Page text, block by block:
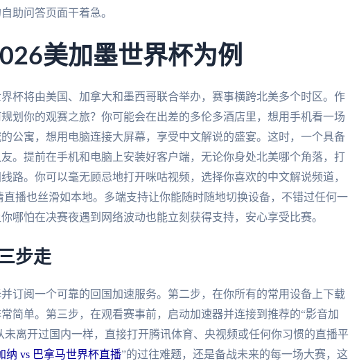
助问答页面干着急。
美加墨世界杯为例
杯将由美国、加拿大和墨西哥联合举办，赛事横跨北美多个时区。作
划你的观赛之旅？你可能会在出差的多伦多酒店里，想用手机看一场
公寓，想用电脑连接大屏幕，享受中文解说的盛宴。这时，一个具备
。提前在手机和电脑上安装好客户端，无论你身处北美哪个角落，打
路。你可以毫无顾忌地打开咪咕视频，选择你喜欢的中文解说频道，
播也丝滑如本地。多端支持让你能随时随地切换设备，不错过任何一
哪怕在决赛夜遇到网络波动也能立刻获得支持，安心享受比赛。
步走
订阅一个可靠的回国加速服务。第二步，在你所有的常用设备上下载
简单。第三步，在观看赛事前，启动加速器并连接到推荐的“影音加
未离开过国内一样，直接打开腾讯体育、央视频或任何你习惯的直播平
纳 vs 巴拿马世界杯直播”的过往难题，还是备战未来的每一场大赛，这